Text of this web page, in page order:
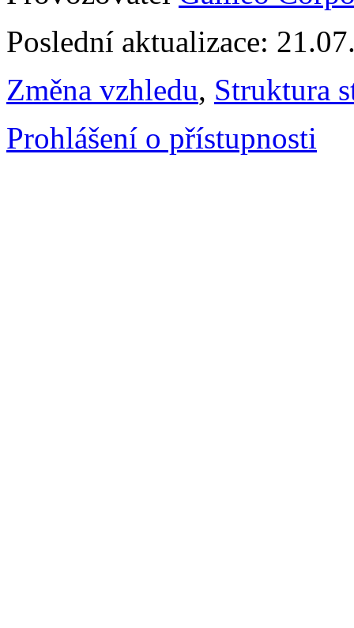
Poslední aktualizace:
Změna vzhledu, Struktura
Prohlášení o přístupnosti